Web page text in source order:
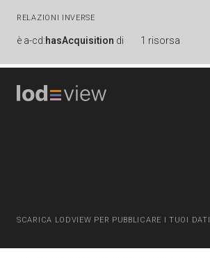
RELAZIONI INVERSE
è a-cd:hasAcquisition di 1 risorsa
SCARICA LODVIEW PER PUBBLICARE I TUOI DATI